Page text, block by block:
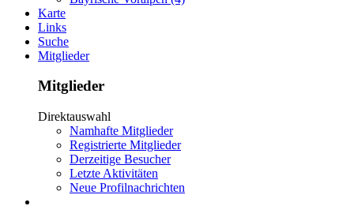
Karte
Links
Suche
Mitglieder
Mitglieder
Direktauswahl
Namhafte Mitglieder
Registrierte Mitglieder
Derzeitige Besucher
Letzte Aktivitäten
Neue Profilnachrichten